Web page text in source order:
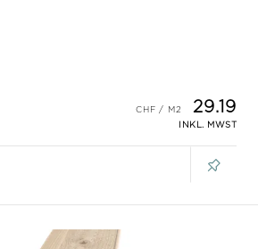
29.19
INKL. MWST